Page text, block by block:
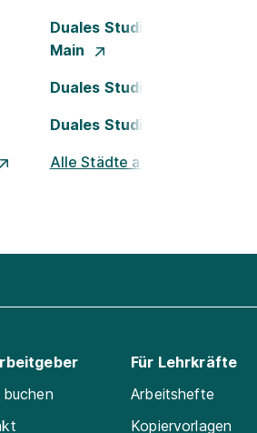
Duales Studium Frankfurt am
Main
Duales Studium Köln
Duales Studium Nürnberg
Alle Städte ansehen
Für Lehrkräfte
Arbeitshefte
Kopiervorlagen